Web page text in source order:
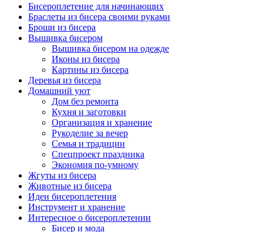
Бисероплетение для начинающих
Браслеты из бисера своими руками
Броши из бисера
Вышивка бисером
Вышивка бисером на одежде
Иконы из бисера
Картины из бисера
Деревья из бисера
Домашний уют
Дом без ремонта
Кухня и заготовки
Организация и хранение
Рукоделие за вечер
Семья и традиции
Спецпроект праздника
Экономия по-умному
Жгуты из бисера
Животные из бисера
Идеи бисероплетения
Инструмент и хранение
Интересное о бисероплетении
Бисер и мода